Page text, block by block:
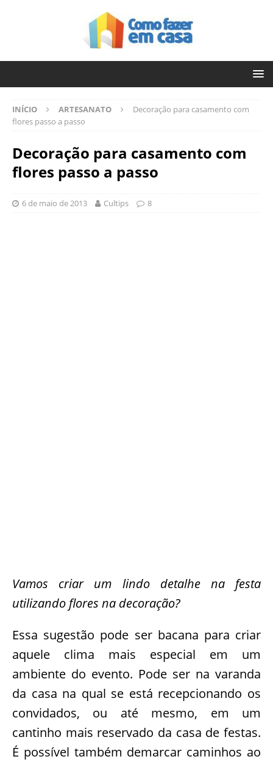
INÍCIO ARTESANATO
Decoração para casamento com
flores passo a passo
Decoração para casamento com
flores passo a passo
6 de maio de 2013 Cultips 8
Vamos criar um lindo detalhe na festa
utilizando flores na decoração?
Essa sugestão pode ser bacana para criar
aquele clima mais especial em um
ambiente do evento. Pode ser na varanda
da casa na qual se está recepcionando os
convidados, ou até mesmo, em um
cantinho mais reservado da casa de festas.
É possível também demarcar caminhos ao